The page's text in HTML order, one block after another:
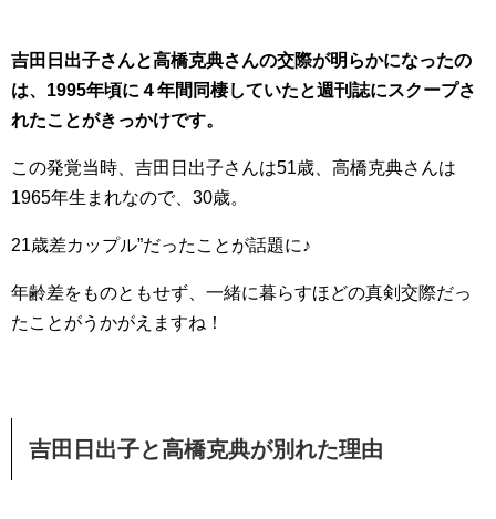
吉田日出子さんと高橋克典さんの交際が明らかになったの
は、1995年頃に４年間同棲していたと週刊誌にスクープさ
れたことがきっかけです。
この発覚当時、吉田日出子さんは51歳、高橋克典さんは
1965年生まれなので、30歳。
21歳差カップル”だったことが話題に♪
年齢差をものともせず、一緒に暮らすほどの真剣交際だっ
たことがうかがえますね！
吉田日出子と高橋克典が別れた理由